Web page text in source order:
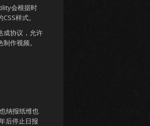
会根据时
样式。
成协议，允许
作视频。
也纳报纸维也
后停止日报